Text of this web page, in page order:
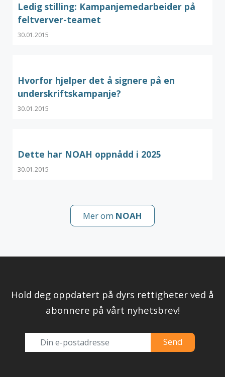
Ledig stilling: Kampanjemedarbeider på
feltverver-teamet
30.01.2015
Hvorfor hjelper det å signere på en
underskriftskampanje?
30.01.2015
Dette har NOAH oppnådd i 2025
30.01.2015
Mer om NOAH
Hold deg oppdatert på dyrs rettigheter ved å
abonnere på vårt nyhetsbrev!